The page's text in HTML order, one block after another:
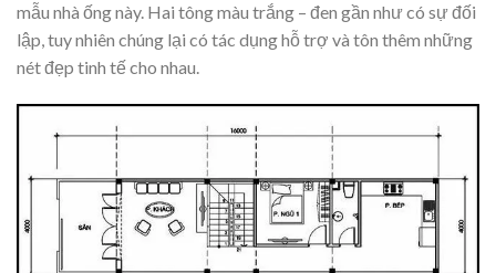
mẫu nhà ống này. Hai tông màu trắng – đen gần như có sự đối
lập, tuy nhiên chúng lại có tác dụng hỗ trợ và tôn thêm những
nét đẹp tinh tế cho nhau.